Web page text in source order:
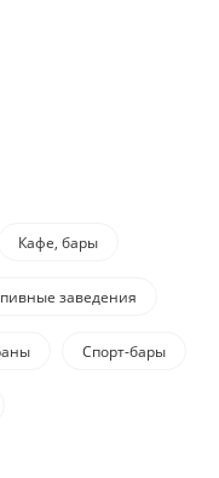
Кафе, бары
заведения
Спорт-бары